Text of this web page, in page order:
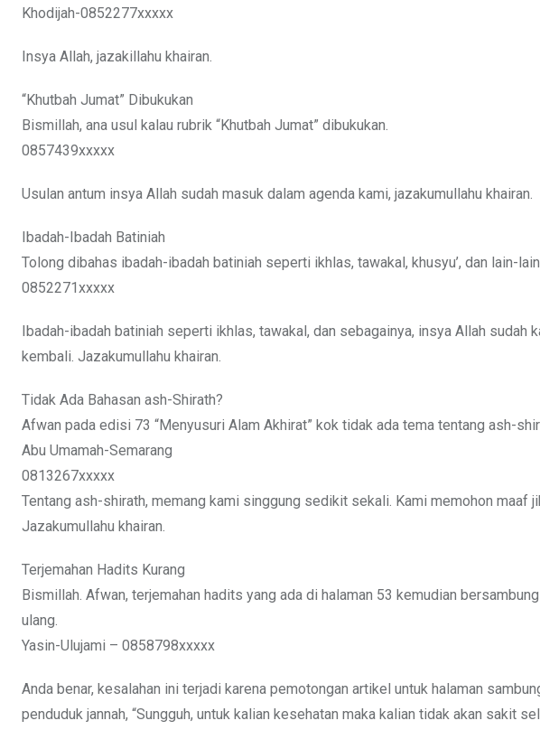
Khodijah-0852277xxxxx
Insya Allah, jazakillahu khairan.
“Khutbah Jumat” Dibukukan
Bismillah, ana usul kalau rubrik “Khutbah Jumat” dibukukan.
0857439xxxxx
Usulan antum insya Allah sudah masuk dalam agenda kami, jazakumullahu khairan.
Ibadah-Ibadah Batiniah
Tolong dibahas ibadah-ibadah batiniah seperti ikhlas, tawakal, khusyu’, dan lain-
0852271xxxxx
Ibadah-ibadah batiniah seperti ikhlas, tawakal, dan sebagainya, insya Allah
kembali. Jazakumullahu khairan.
Tidak Ada Bahasan ash-Shirath?
Afwan pada edisi 73 “Menyusuri Alam Akhirat” kok tidak ada tema tentang ash-
Abu Umamah-Semarang
0813267xxxxx
Tentang ash-shirath, memang kami singgung sedikit sekali. Kami memohon maaf
Jazakumullahu khairan.
Terjemahan Hadits Kurang
Bismillah. Afwan, terjemahan hadits yang ada di halaman 53 kemudian
ulang.
Yasin-Ulujami – 0858798xxxxx
Anda benar, kesalahan ini terjadi karena pemotongan artikel untuk halaman
penduduk jannah, “Sungguh, untuk kalian kesehatan maka kalian tidak akan sakit